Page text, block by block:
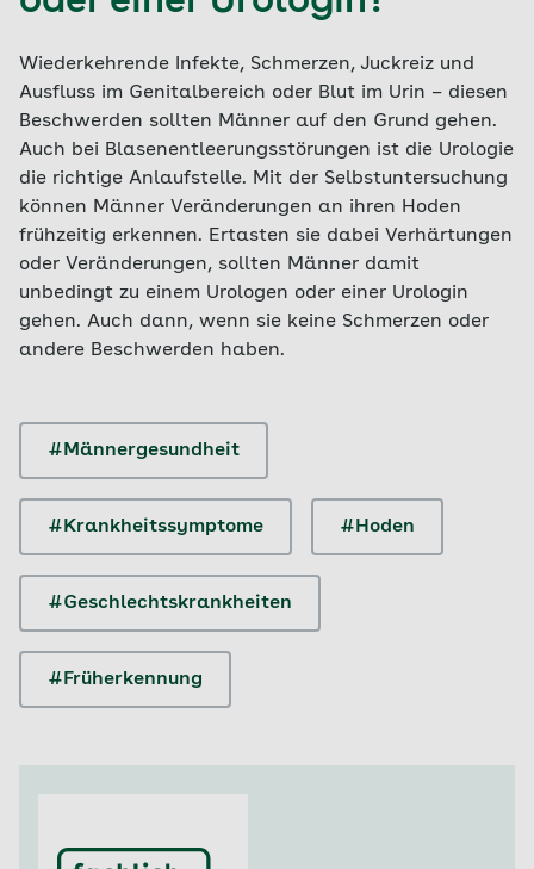
Wiederkehrende Infekte, Schmerzen, Juckreiz und
Ausfluss im Genitalbereich oder Blut im Urin – diesen
Beschwerden sollten Männer auf den Grund gehen.
Auch bei Blasenentleerungsstörungen ist die Urologie
die richtige Anlaufstelle. Mit der Selbstuntersuchung
können Männer Veränderungen an ihren Hoden
frühzeitig erkennen. Ertasten sie dabei Verhärtungen
oder Veränderungen, sollten Männer damit
unbedingt zu einem Urologen oder einer Urologin
gehen. Auch dann, wenn sie keine Schmerzen oder
andere Beschwerden haben.
#Männergesundheit
#Krankheitssymptome #Hoden
#Geschlechtskrankheiten
#Früherkennung